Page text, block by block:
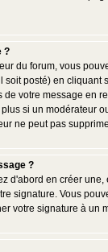
?
du forum, vous
soit posté) en cliquant
votre message en
si un modérateur
ne peut pas
?
d'abord en créer
signature. Vous
votre signature à